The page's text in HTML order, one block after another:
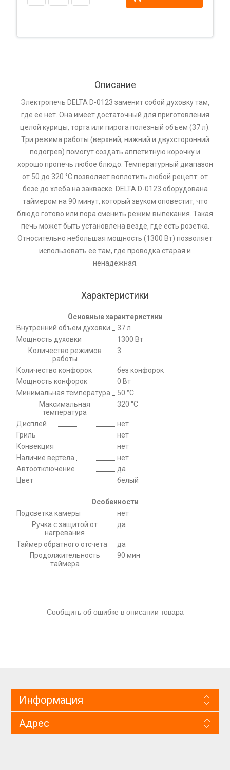
Описание
Электропечь DELTA D-0123 заменит собой духовку там,
где ее нет. Она имеет достаточный для приготовления
целой курицы, торта или пирога полезный объем (37 л).
Три режима работы (верхний, нижний и двухсторонний
подогрев) помогут создать аппетитную корочку и
хорошо пропечь любое блюдо. Температурный диапазон
от 50 до 320 °C позволяет воплотить любой рецепт: от
безе до хлеба на закваске. DELTA D-0123 оборудована
таймером на 90 минут, который звуком оповестит, что
блюдо готово или пора сменить режим выпекания. Такая
печь может быть установлена везде, где есть розетка.
Относительно небольшая мощность (1300 Вт) позволяет
использовать ее там, где проводка старая и
ненадежная.
Характеристики
Основные характеристики
Внутренний объем духовки
37 л
Мощность духовки
1300 Вт
Количество режимов
работы
3
Количество конфорок
без конфорок
Мощность конфорок
0 Вт
Минимальная температура
50 °C
Максимальная
температура
320 °C
Дисплей
нет
Гриль
нет
Конвекция
нет
Наличие вертела
нет
Автоотключение
да
Цвет
белый
Особенности
Подсветка камеры
нет
Ручка с защитой от
нагревания
да
Таймер обратного отсчета
да
Продолжительность
таймера
90 мин
Сообщить об ошибке в описании товара
Информация
Адрес